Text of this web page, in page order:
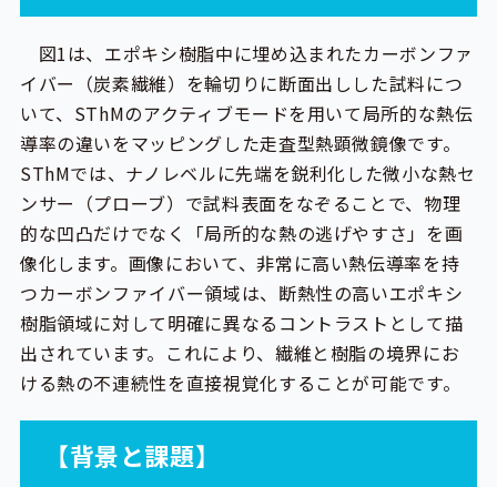
図1は、エポキシ樹脂中に埋め込まれたカーボンファ
イバー（炭素繊維）を輪切りに断面出しした試料につ
いて、SThMのアクティブモードを用いて局所的な熱伝
導率の違いをマッピングした走査型熱顕微鏡像です。
SThMでは、ナノレベルに先端を鋭利化した微小な熱セ
ンサー（プローブ）で試料表面をなぞることで、物理
的な凹凸だけでなく「局所的な熱の逃げやすさ」を画
像化します。画像において、非常に高い熱伝導率を持
つカーボンファイバー領域は、断熱性の高いエポキシ
樹脂領域に対して明確に異なるコントラストとして描
出されています。これにより、繊維と樹脂の境界にお
ける熱の不連続性を直接視覚化することが可能です。
【背景と課題】